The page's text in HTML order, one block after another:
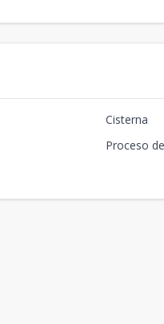
Cisterna
Proceso